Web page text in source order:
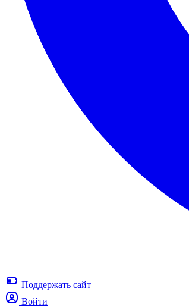
Поддержать сайт
Войти